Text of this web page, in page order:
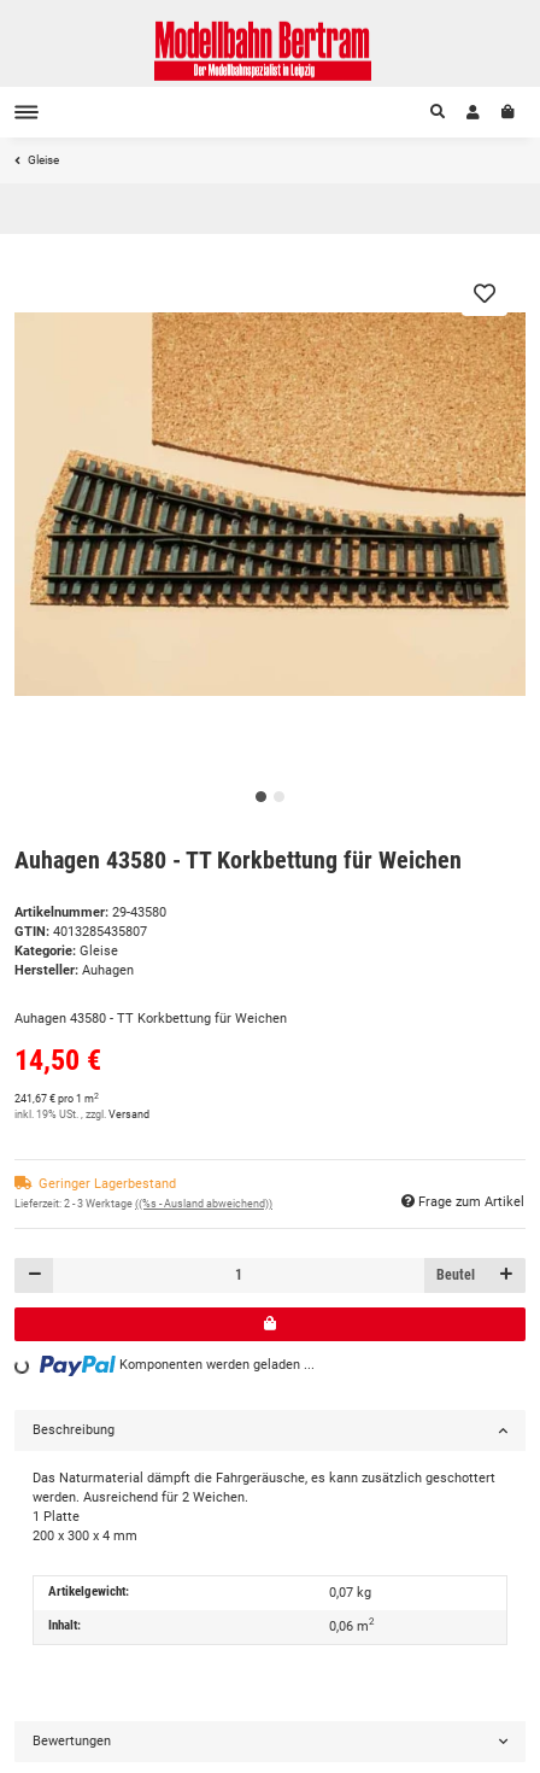
Gleise
Auhagen 43580 - TT Korkbettung für Weichen
Artikelnummer: 29-43580
GTIN: 4013285435807
Kategorie: Gleise
Hersteller: Auhagen
Auhagen 43580 - TT Korkbettung für Weichen
14,50 €
241,67 € pro 1 m2
inkl. 19% USt. , zzgl. Versand
Geringer Lagerbestand
Lieferzeit: 2 - 3 Werktage ((%s - Ausland abweichend)) Frage zum Artikel
Beutel
Loading... Komponenten werden geladen ...
Beschreibung
Das Naturmaterial dämpft die Fahrgeräusche, es kann zusätzlich geschottert
werden. Ausreichend für 2 Weichen.
1 Platte
200 x 300 x 4 mm
Artikelgewicht: 0,07 kg
Inhalt: 0,06 m2
Bewertungen